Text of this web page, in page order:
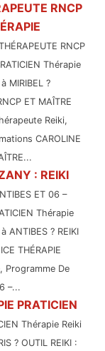
RNCP
RNCP
Thérapie
MIRIBEL ?
ET MAÎTRE
Reiki,
CAROLINE
: REIKI
ET 06 –
Thérapie
ANTIBES ? REIKI
THÉRAPIE
Programme De
–...
PRATICIEN
Thérapie Reiki
? OUTIL REIKI :